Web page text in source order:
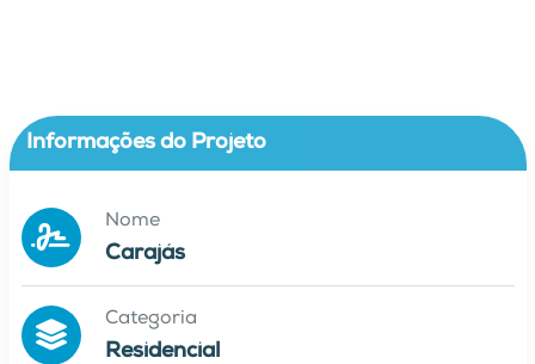
Informações do Projeto
Nome
Carajás
Categoria
Residencial